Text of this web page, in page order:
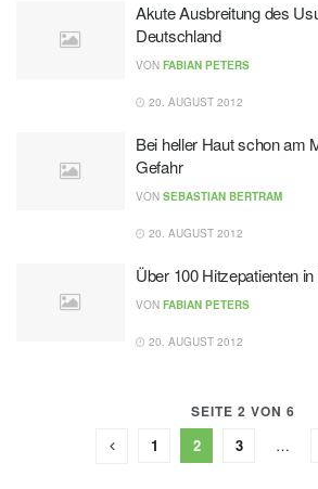
Akute Ausbreitung des
Deutschland
VON FABIAN PETERS
20. AUGUST 2012
Bei heller Haut schon am
Gefahr
VON SEBASTIAN BERTRAM
20. AUGUST 2012
Über 100 Hitzepatienten
VON FABIAN PETERS
20. AUGUST 2012
SEITE 2 VON 6
1 2 3 …